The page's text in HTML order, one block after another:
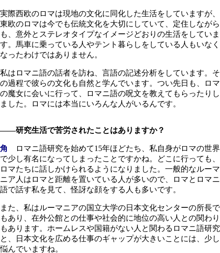
実際西欧のロマは現地の文化に同化した生活をしていますが、
東欧のロマは今でも伝統文化を大切にしていて、定住しながら
も、意外とステレオタイプなイメージどおりの生活をしていま
す。馬車に乗っている人やテント暮らしをしている人もいなく
なったわけではありません。
私はロマニ語の話者を訪ね、言語の記述分析をしています。そ
の過程で彼らの文化も自然と学んでいます。つい先日も、ロマ
の魔女に会いに行って、ロマニ語の呪文を教えてもらったりし
ました。ロマには本当にいろんな人がいるんです。
――研究生活で苦労されたことはありますか？
角
ロマニ語研究を始めて15年ほどたち、私自身がロマの世界
で少し有名になってしまったことですかね。どこに行っても、
ロマたちに話しかけられるようになりました。一般的なルーマ
ニア人はロマと距離を置いている人が多いので、ロマとロマニ
語で話す私を見て、怪訝な顔をする人も多いです。
また、私はルーマニアの国立大学の日本文化センターの所長で
もあり、在外公館との仕事や社会的に地位の高い人との関わり
もあります。ホームレスや国籍がない人と関わるロマニ語研究
と、日本文化を広める仕事のギャップが大きいことには、少し
悩んでいますね。